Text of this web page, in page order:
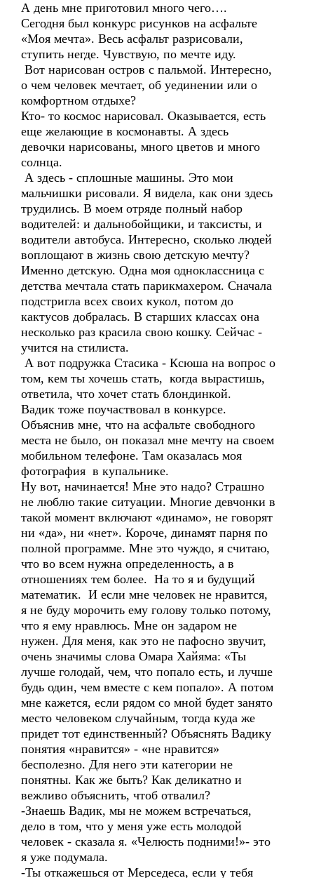
А день мне приготовил много чего….
Сегодня был конкурс рисунков на асфальте
«Моя мечта». Весь асфальт разрисовали,
ступить негде. Чувствую, по мечте иду.
Вот нарисован остров с пальмой. Интересно,
о чем человек мечтает, об уединении или о
комфортном отдыхе?
Кто- то космос нарисовал. Оказывается, есть
еще желающие в космонавты. А здесь
девочки нарисованы, много цветов и много
солнца.
А здесь - сплошные машины. Это мои
мальчишки рисовали. Я видела, как они здесь
трудились. В моем отряде полный набор
водителей: и дальнобойщики, и таксисты, и
водители автобуса. Интересно, сколько людей
воплощают в жизнь свою детскую мечту?
Именно детскую. Одна моя одноклассница с
детства мечтала стать парикмахером. Сначала
подстригла всех своих кукол, потом до
кактусов добралась. В старших классах она
несколько раз красила свою кошку. Сейчас -
учится на стилиста.
А вот подружка Стасика - Ксюша на вопрос о
том, кем ты хочешь стать, когда вырастишь,
ответила, что хочет стать блондинкой.
Вадик тоже поучаствовал в конкурсе.
Объяснив мне, что на асфальте свободного
места не было, он показал мне мечту на своем
мобильном телефоне. Там оказалась моя
фотография в купальнике.
Ну вот, начинается! Мне это надо? Страшно
не люблю такие ситуации. Многие девчонки в
такой момент включают «динамо», не говорят
ни «да», ни «нет». Короче, динамят парня по
полной программе. Мне это чуждо, я считаю,
что во всем нужна определенность, а в
отношениях тем более. На то я и будущий
математик. И если мне человек не нравится,
я не буду морочить ему голову только потому,
что я ему нравлюсь. Мне он задаром не
нужен. Для меня, как это не пафосно звучит,
очень значимы слова Омара Хайяма: «Ты
лучше голодай, чем, что попало есть, и лучше
будь один, чем вместе с кем попало». А потом
мне кажется, если рядом со мной будет занято
место человеком случайным, тогда куда же
придет тот единственный? Объяснять Вадику
понятия «нравится» - «не нравится»
бесполезно. Для него эти категории не
понятны. Как же быть? Как деликатно и
вежливо объяснить, чтоб отвалил?
-Знаешь Вадик, мы не можем встречаться,
дело в том, что у меня уже есть молодой
человек - сказала я. «Челюсть подними!»- это
я уже подумала.
-Ты откажешься от Мерседеса, если у тебя